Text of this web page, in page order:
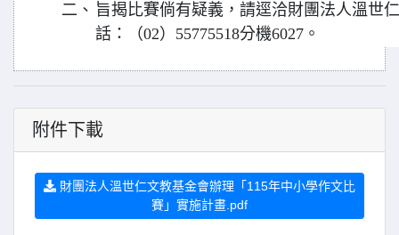
二、 旨揭比賽倘有疑義，請逕洽財團法人溫世
話：（02）55775518分機6027。
附件下載
財團法人溫世仁文教基金會辦理「115年中小學作文比
賽」實施計畫.pdf